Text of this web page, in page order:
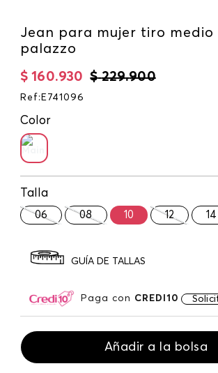
Jean para mujer tiro medio
palazzo
$ 229.900
$ 160.930
Ref : E741096
Color
Talla
06 08 10 12 14
GUÍA DE TALLAS
Paga con CREDI10
Añadir a la bolsa